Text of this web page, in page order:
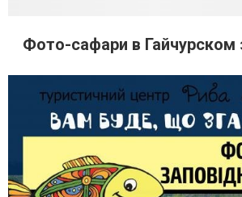
Фото-сафари в Гайчурском